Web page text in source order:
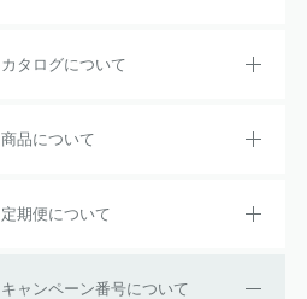
カタログについて
商品について
定期便について
キャンペーン番号について